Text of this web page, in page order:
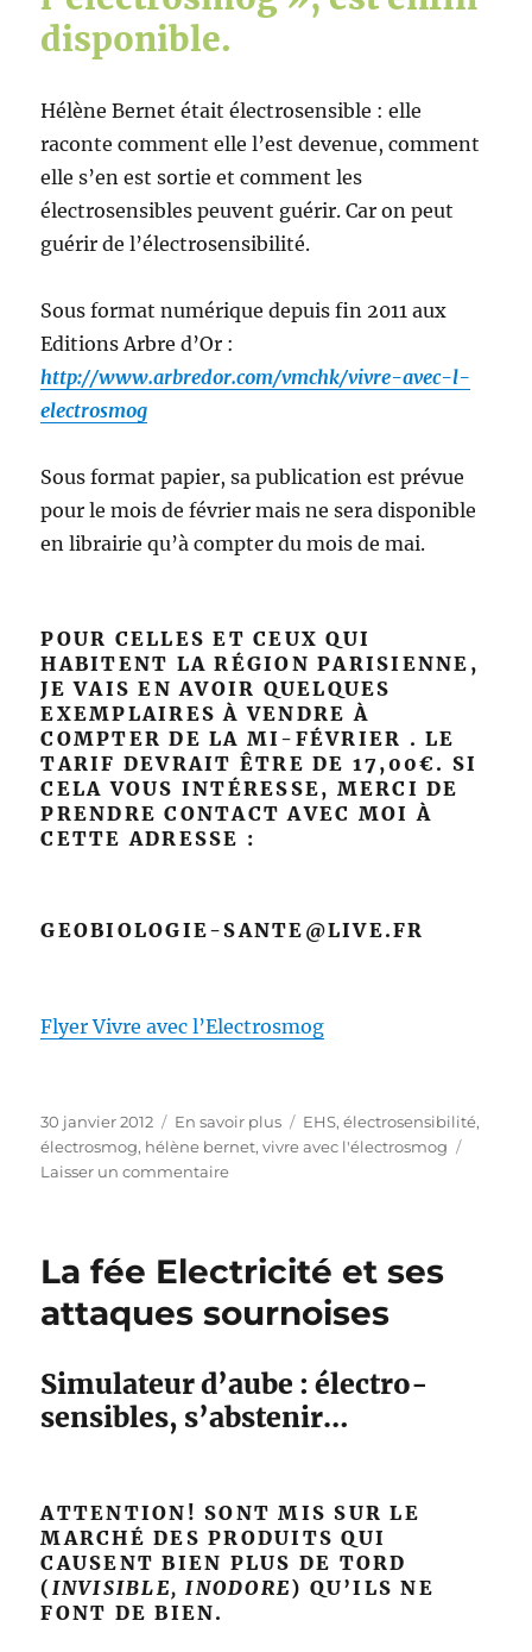
disponible.
Hélène Bernet était électrosensible : elle
raconte comment elle l’est devenue, comment
elle s’en est sortie et comment les
électrosensibles peuvent guérir. Car on peut
guérir de l’électrosensibilité.
Sous format numérique depuis fin 2011 aux
Editions Arbre d’Or :
http://www.arbredor.com/vmchk/vivre-avec-l-
electrosmog
Sous format papier, sa publication est prévue
pour le mois de février mais ne sera disponible
en librairie qu’à compter du mois de mai.
POUR CELLES ET CEUX QUI
HABITENT LA RÉGION PARISIENNE,
JE VAIS EN AVOIR QUELQUES
EXEMPLAIRES À VENDRE À
COMPTER DE LA MI-FÉVRIER . LE
TARIF DEVRAIT ÊTRE DE 17,00€. SI
CELA VOUS INTÉRESSE, MERCI DE
PRENDRE CONTACT AVEC MOI À
CETTE ADRESSE :
GEOBIOLOGIE-SANTE@LIVE.FR
Flyer Vivre avec l’Electrosmog
Publié
le
30 janvier 2012 Catégories
En savoir plus Étiquettes
EHS,électrosensibilité,
électrosmog, hélène bernet,vivre avec l'électrosmog
Laisser un commentairesur
nouveau
d’Hèlène
La fée Electricité et ses
attaques sournoises
Simulateur d’aube : électro-
sensibles, s’abstenir…
ATTENTION! SONT MIS SUR LE
MARCHÉ DES PRODUITS QUI
CAUSENT BIEN PLUS DE TORD
( INVISIBLE, INODORE) QU’ILS NE
FONT DE BIEN.